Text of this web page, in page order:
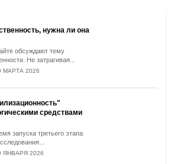
нужна ли она
обсуждают тему
Не затрагивая...
МАРТА 2026
средствами
запуска третьего этапа
ЯНВАРЯ 2026